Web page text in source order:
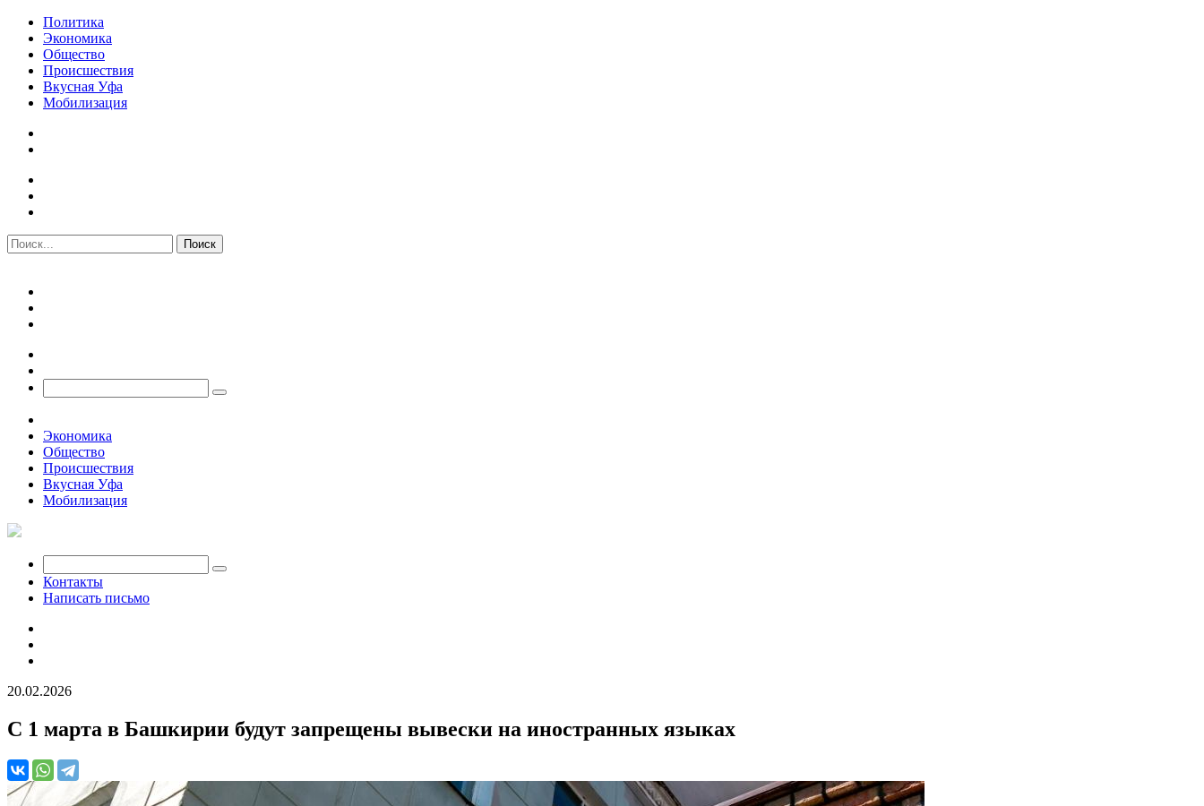
Политика
Экономика
Общество
Происшествия
Вкусная Уфа
Мобилизация
Экономика
Общество
Происшествия
Вкусная Уфа
Мобилизация
Контакты
Написать письмо
20.02.2026
С 1 марта в Башкирии будут запрещены вывески на иностранных языках